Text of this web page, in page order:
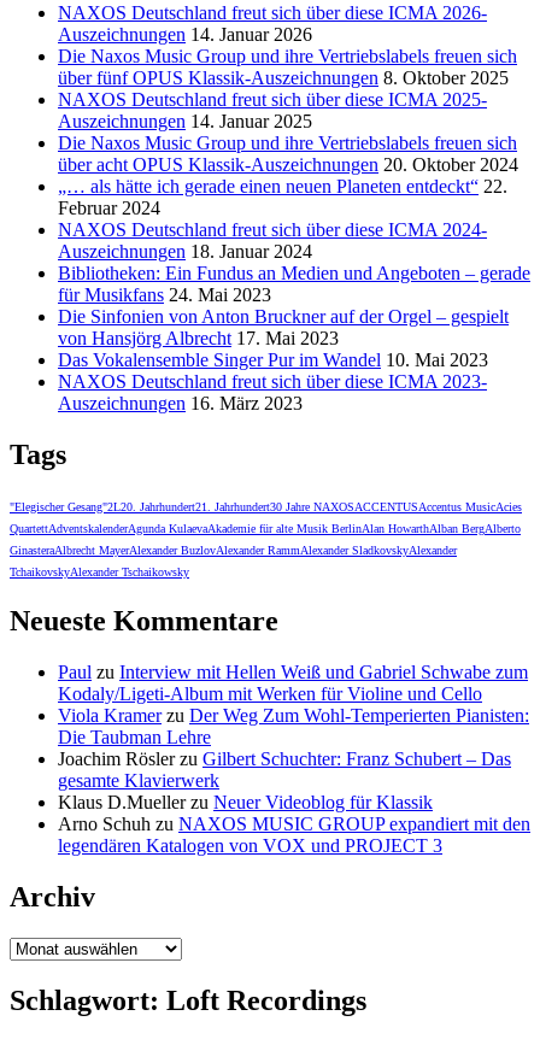
NAXOS Deutschland freut sich über diese ICMA 2026-
Auszeichnungen 14. Januar 2026
Die Naxos Music Group und ihre Vertriebslabels freuen sich
über fünf OPUS Klassik-Auszeichnungen 8. Oktober 2025
NAXOS Deutschland freut sich über diese ICMA 2025-
Auszeichnungen 14. Januar 2025
Die Naxos Music Group und ihre Vertriebslabels freuen sich
über acht OPUS Klassik-Auszeichnungen 20. Oktober 2024
„… als hätte ich gerade einen neuen Planeten entdeckt“ 22.
Februar 2024
NAXOS Deutschland freut sich über diese ICMA 2024-
Auszeichnungen 18. Januar 2024
Bibliotheken: Ein Fundus an Medien und Angeboten – gerade
für Musikfans 24. Mai 2023
Die Sinfonien von Anton Bruckner auf der Orgel – gespielt
von Hansjörg Albrecht 17. Mai 2023
Das Vokalensemble Singer Pur im Wandel 10. Mai 2023
NAXOS Deutschland freut sich über diese ICMA 2023-
Auszeichnungen 16. März 2023
Tags
"Elegischer Gesang"2L20. Jahrhundert21. Jahrhundert30 Jahre NAXOSACCENTUSAccentus MusicAcies
QuartettAdventskalenderAgunda KulaevaAkademie für alte Musik BerlinAlan HowarthAlban BergAlberto
GinasteraAlbrecht MayerAlexander BuzlovAlexander RammAlexander SladkovskyAlexander
TchaikovskyAlexander Tschaikowsky
Neueste Kommentare
Paul zu Interview mit Hellen Weiß und Gabriel Schwabe zum
Kodaly/Ligeti-Album mit Werken für Violine und Cello
Viola Kramerzu Der Weg Zum Wohl-Temperierten Pianisten:
Die Taubman Lehre
Joachim Röslerzu Gilbert Schuchter: Franz Schubert – Das
gesamte Klavierwerk
Klaus D.Muellerzu Neuer Videoblog für Klassik
Arno Schuh zu NAXOS MUSIC GROUP expandiert mit den
legendären Katalogen von VOX und PROJECT 3
Archiv
Archiv
Schlagwort: Loft Recordings